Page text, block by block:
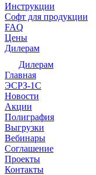
Инструкции
Софт для продукции
FAQ
Цены
Дилерам
Дилерам
Главная
ЭСРЗ-1С
Новости
Акции
Полиграфия
Выгрузки
Вебинары
Соглашение
Проекты
Контакты